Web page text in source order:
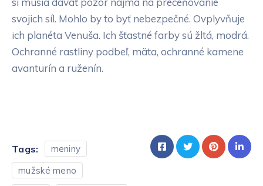
svojich síl. Mohlo by to byť nebezpečné. Ovplyvňuje
ich planéta Venuša. Ich šťastné farby sú žltá, modrá.
Ochranné rastliny podbeľ, mäta, ochranné kamene
avanturín a ruženín.
Tags:
meniny
mužské meno